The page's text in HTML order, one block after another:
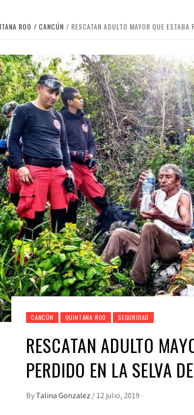
ROO CANCÚN RESCATAN ADULTO MAYOR QUE
CANCÚN QUINTANA ROO SEGURIDAD
RESCATAN ADULTO
PERDIDO EN LA SELVA
By Talina Gonzalez / 12 julio, 2019